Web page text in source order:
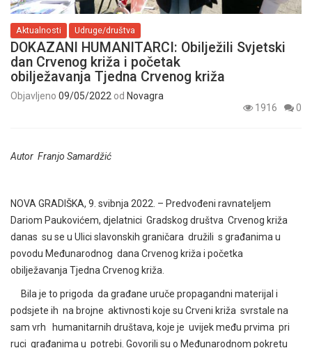
Aktualnosti Udruge/društva
DOKAZANI HUMANITARCI: Obilježili Svjetski
dan Crvenog križa i početak
obilježavanja Tjedna Crvenog križa
Objavljeno 09/05/2022 od Novagra
1916
0
Autor Franjo Samardžić
NOVA GRADIŠKA, 9. svibnja 2022. – Predvođeni ravnateljem
Dariom Paukovićem, djelatnici Gradskog društva Crvenog križa
danas su se u Ulici slavonskih graničara družili s građanima u
povodu Međunarodnog dana Crvenog križa i početka
obilježavanja Tjedna Crvenog križa.
Bila je to prigoda da građane uruče propagandni materijal i
podsjete ih na brojne aktivnosti koje su Crveni križa svrstale na
sam vrh humanitarnih društava, koje je uvijek među prvima pri
ruci građanima u potrebi. Govorili su o Međunarodnom pokretu